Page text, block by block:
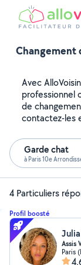
Changement
Avec
professionnel
de
contactez-les
Garde chat
à Paris 10e
4 Particuliers
Profil boosté
Assis
Paris